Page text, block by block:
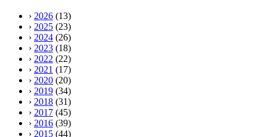
› 2026 (13)
› 2025 (23)
› 2024 (26)
› 2023 (18)
› 2022 (22)
› 2021 (17)
› 2020 (20)
› 2019 (34)
› 2018 (31)
› 2017 (45)
› 2016 (39)
› 2015 (44)